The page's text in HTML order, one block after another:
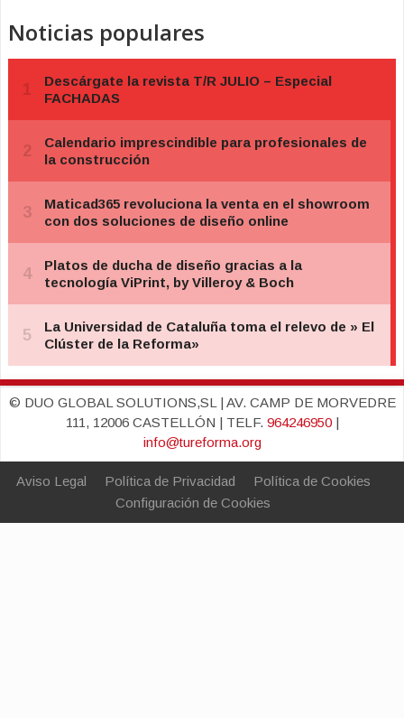
Noticias populares
© DUO GLOBAL SOLUTIONS,SL | AV. CAMP DE MORVEDRE
111, 12006 CASTELLÓN | TELF. 964246950|
info@tureforma.org
Aviso Legal Política de Privacidad
Política de Cookies
Configuración de Cookies